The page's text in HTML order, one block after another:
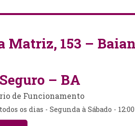
Matriz, 153 –
– BA
de Funcionamento
os dias - Segunda à Sábado -